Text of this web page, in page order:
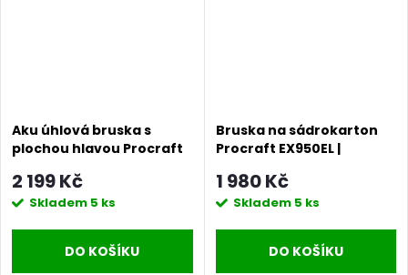
Aku úhlová bruska s
plochou hlavou Procraft
baterie a nabíječky),
125mm | AG125C bb
2 199 Kč
Skladem 5 ks
DO KOŠÍKU
Bruska na sádrokarton
Procraft EX950EL |
1 980 Kč
Skladem 5 ks
DO KOŠÍKU